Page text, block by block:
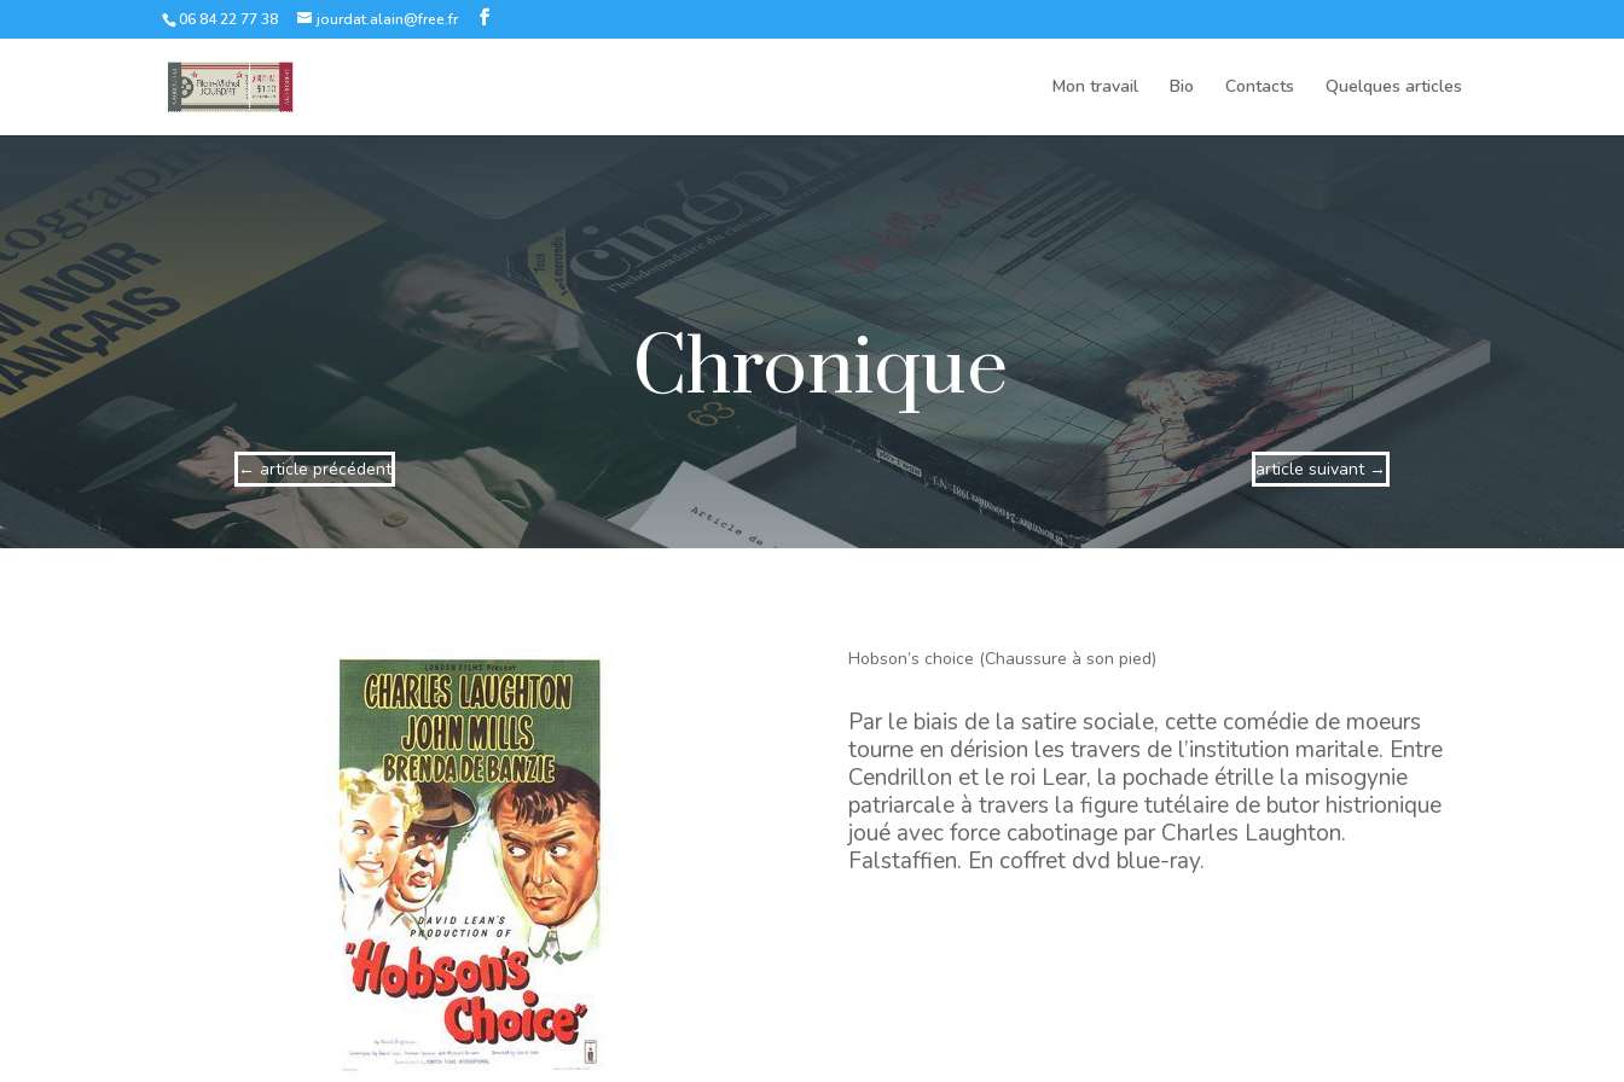
06 84 22 77 38 jourdat.alain@free.fr
Mon travail Bio Contacts Quelques articles
Chronique
← article précédent article suivant→
Hobson’s choice (Chaussure à son pied)
Par le biais de la satire sociale, cette comédie de moeurs
tourne en dérision les travers de l’institution maritale. Entre
Cendrillon et le roi Lear, la pochade étrille la misogynie
patriarcale à travers la figure tutélaire de butor histrionique
joué avec force cabotinage par Charles Laughton.
Falstaffien. En coffret dvd blue-ray.